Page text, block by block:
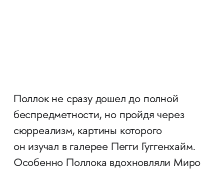
Поллок не сразу дошел до полной
беспредметности, но пройдя через
сюрреализм, картины которого
он изучал в галерее Пегги Гуггенхайм.
Особенно Поллока вдохновляли Миро